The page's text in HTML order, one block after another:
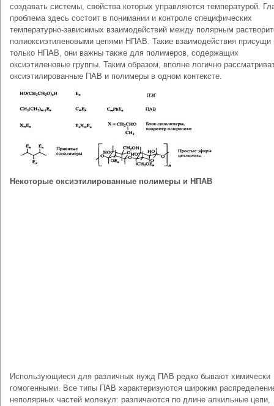
создавать системы, свойства которых управляются температурой.
проблема здесь состоит в понимании и контроле специфических
температурно-зависимых взаимодействий между полярным
полиоксиэтиленовыми цепями НПАВ. Такие взаимодействия присущи
только НПАВ, они важны также для полимеров, содержащих
оксиэтиленовые группы. Таким образом, вполне логично
оксиэтилированные ПАВ и полимеры в одном контексте.
Некоторые оксиэтилированные полимеры и НПАВ
Использующиеся для различных нужд ПАВ редко бывают химически
гомогенными. Все типы ПАВ характеризуются широким
неполярных частей молекул: различаются по длине алкильные цепи,